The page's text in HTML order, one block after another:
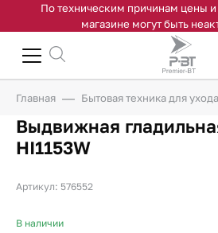
По техническим причинам цены и
магазине могут быть
Главная Бытовая техника для
Выдвижная
HI1153W
Артикул: 576552
В наличии